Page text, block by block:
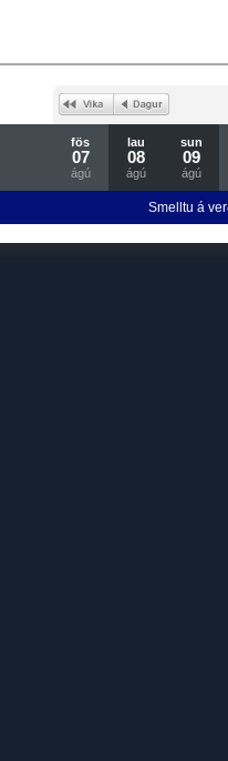
fös
07
ágú
lau
08
ágú
sun
09
ágú
Smelltu á